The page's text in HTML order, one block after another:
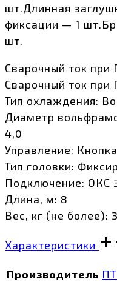
шт.Длинная
фиксации — 1
шт.
Сварочный ток при
Сварочный ток при
Тип охлаждения:
Диаметр
4,0
Управление: Кнопка
Тип головки:
Подключение: ОКС
Длина, м: 8
Вес, кг (не более):
Характеристики
Производитель